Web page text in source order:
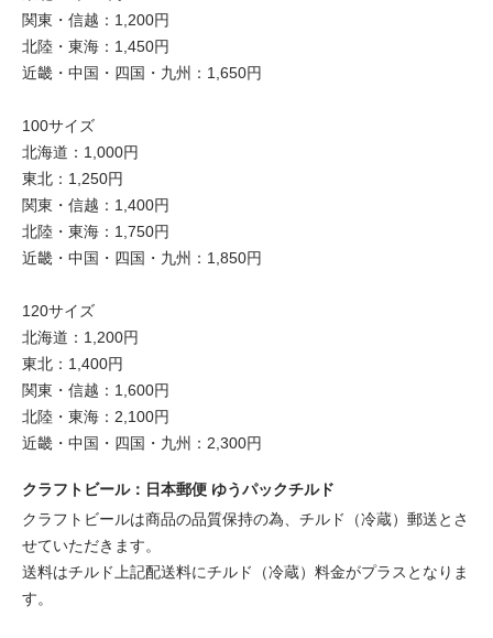
関東・信越：1,200円
北陸・東海：1,450円
近畿・中国・四国・九州：1,650円
100サイズ
北海道：1,000円
東北：1,250円
関東・信越：1,400円
北陸・東海：1,750円
近畿・中国・四国・九州：1,850円
120サイズ
北海道：1,200円
東北：1,400円
関東・信越：1,600円
北陸・東海：2,100円
近畿・中国・四国・九州：2,300円
クラフトビール：日本郵便 ゆうパックチルド
クラフトビールは商品の品質保持の為、チルド（冷蔵）郵送とさ
せていただきます。
送料はチルド上記配送料にチルド（冷蔵）料金がプラスとなりま
す。